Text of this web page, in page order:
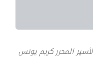
المحرر كريم يونس